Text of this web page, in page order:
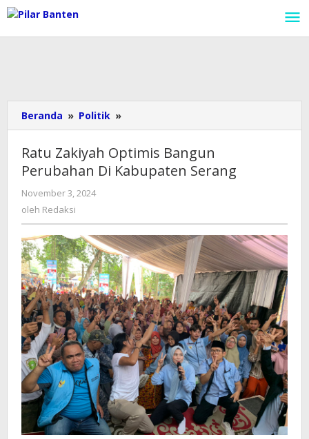
Lewati
ke
konten
Beranda » Politik »
Zakiyah
Bangun
Perubahan
Ratu Zakiyah Optimis Bangun
Perubahan Di Kabupaten Serang
November 3, 2024
oleh Redaksi